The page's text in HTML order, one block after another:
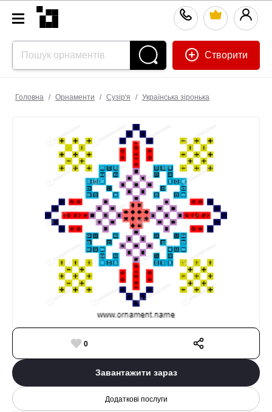
Створити
Головна / Орнаменти / Сузiр'я / Українська зіронька
0
Завантажити зараз
Додаткові послуги